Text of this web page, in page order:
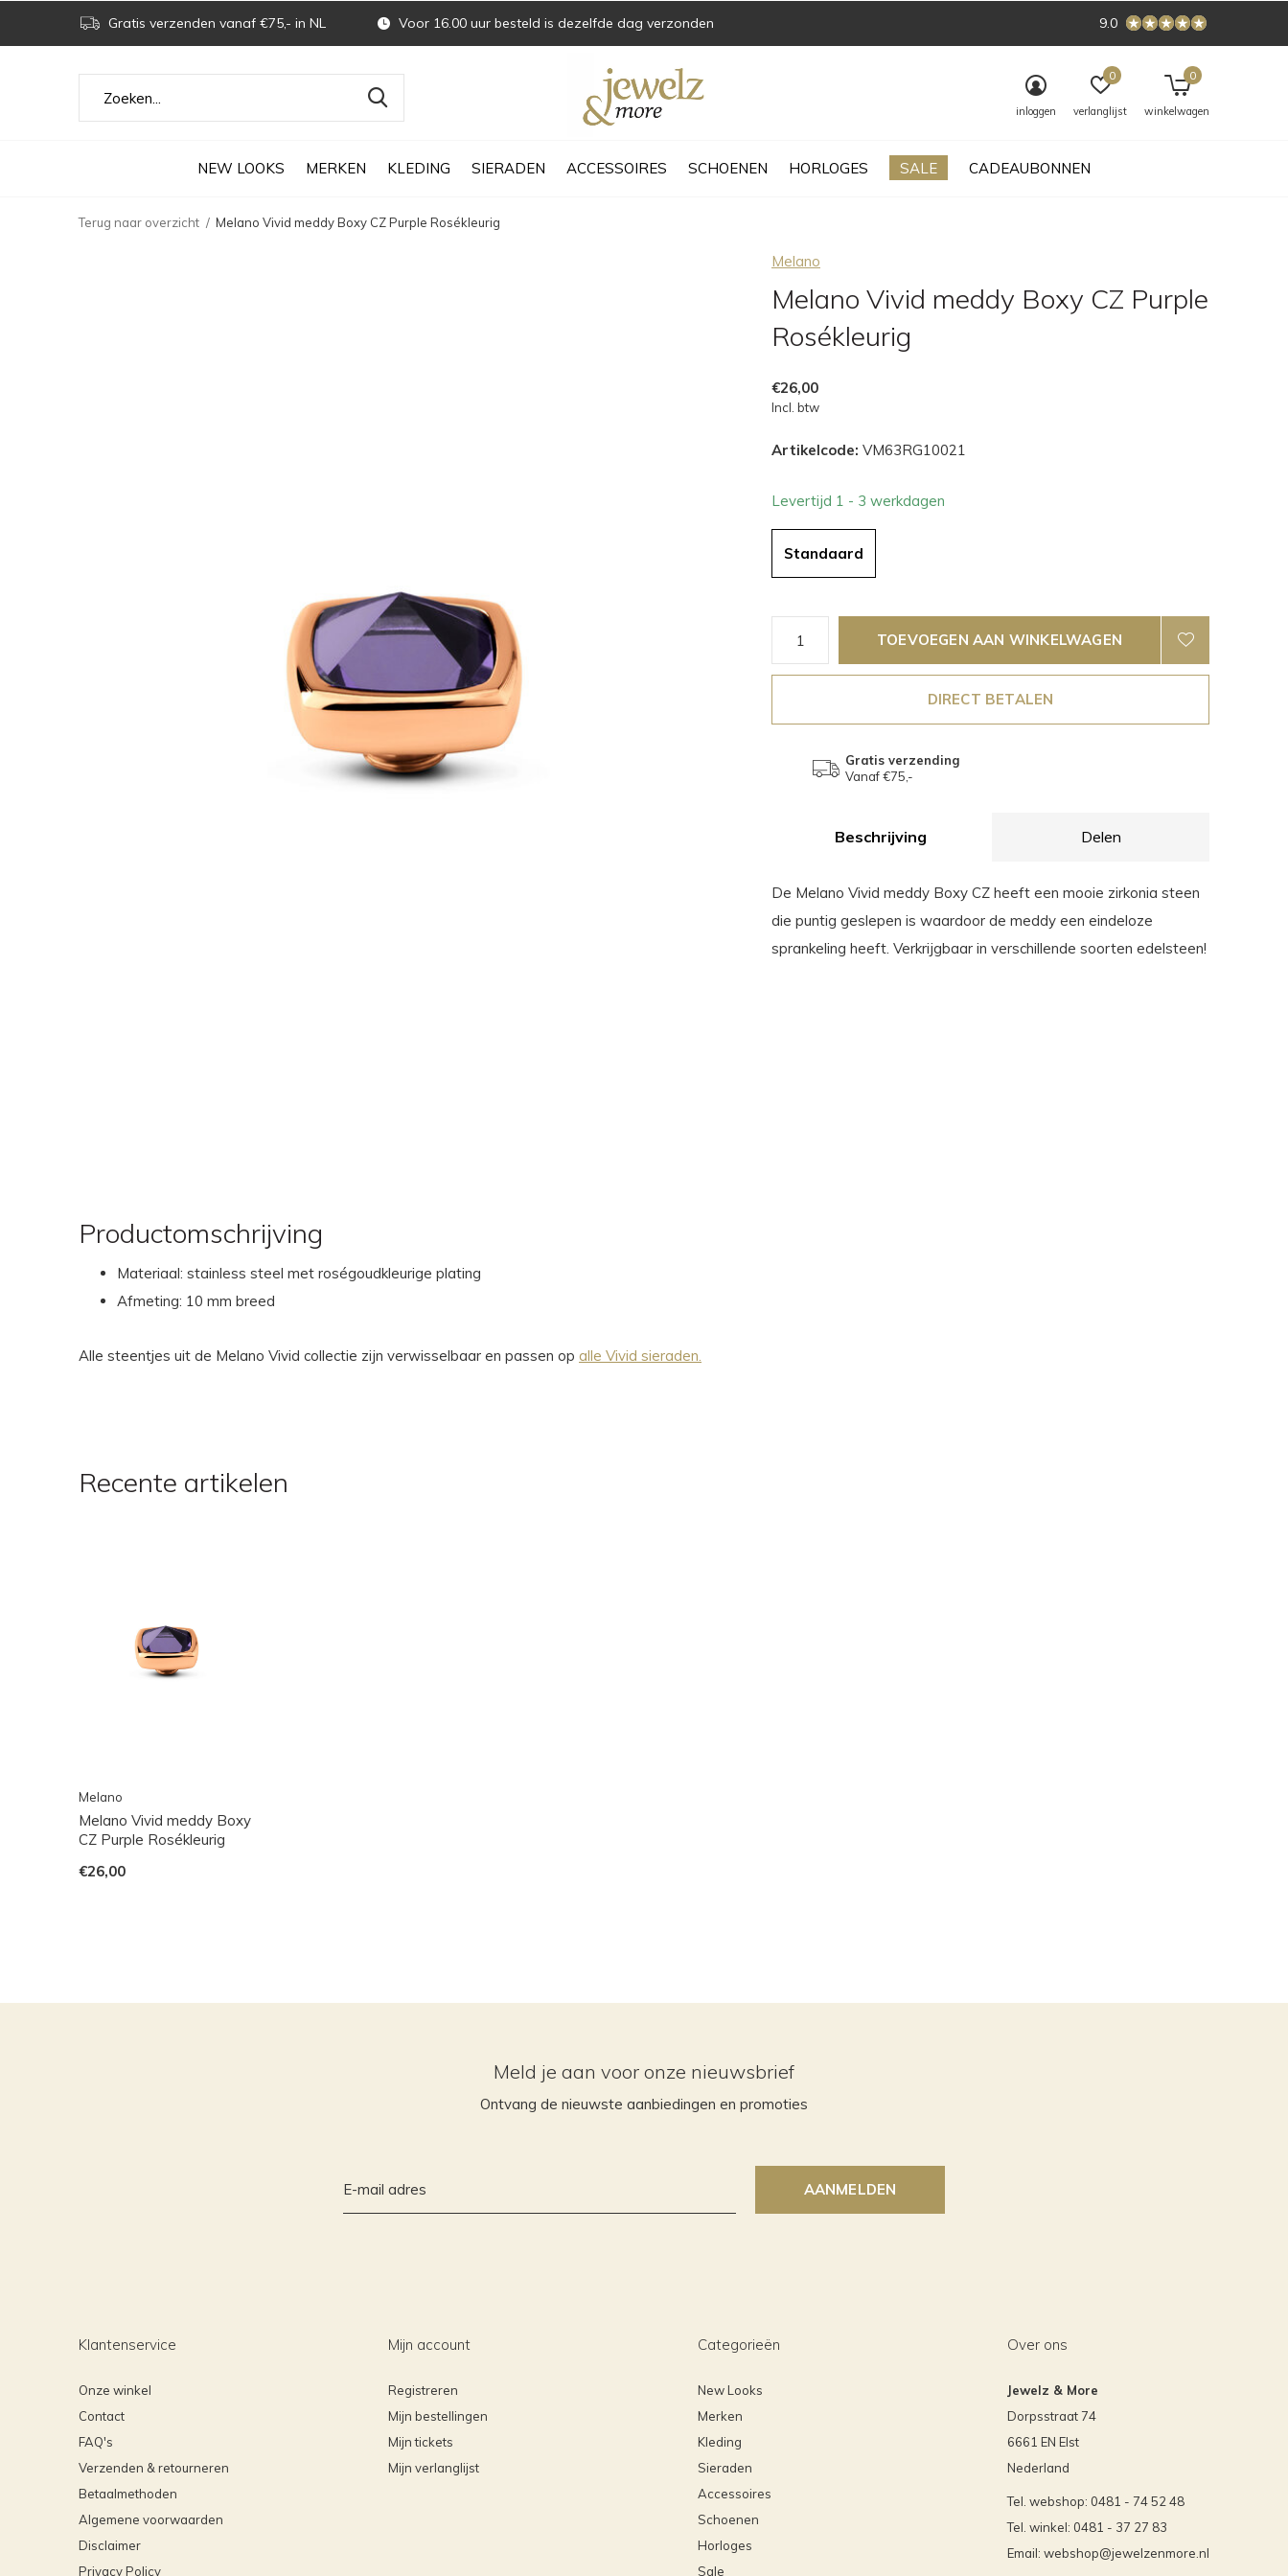
NEW LOOKS MERKEN KLEDING SIERADEN ACCESSOIRES SCHOENEN HORLOGES SALE CADEAUBONNEN
inloggen verlanglijst
0
winkelwagen
0
Gratis verzenden vanaf €75,- in NL Voor 16.00 uur besteld is dezelfde dag verzonden 9.0
Terug naar overzicht Melano Vivid meddy Boxy CZ Purple Rosékleurig
Melano
Melano Vivid meddy Boxy CZ Purple
Rosékleurig
€26,00
Incl. btw
Artikelcode: VM63RG10021
Levertijd 1 - 3 werkdagen
Standaard
TOEVOEGEN AAN WINKELWAGEN
DIRECT BETALEN
Gratis verzending
Vanaf €75,-
Beschrijving Delen
De Melano Vivid meddy Boxy CZ heeft een mooie zirkonia steen
die puntig geslepen is waardoor de meddy een eindeloze
sprankeling heeft. Verkrijgbaar in verschillende soorten edelsteen!
Productomschrijving
Materiaal: stainless steel met roségoudkleurige plating
Afmeting: 10 mm breed
Alle steentjes uit de Melano Vivid collectie zijn verwisselbaar en passen op alle Vivid sieraden.
Recente artikelen
Melano
Melano Vivid meddy Boxy
CZ Purple Rosékleurig
€26,00
Meld je aan voor onze nieuwsbrief
Ontvang de nieuwste aanbiedingen en promoties
AANMELDEN
Klantenservice
Onze winkel
Contact
FAQ's
Verzenden & retourneren
Betaalmethoden
Algemene voorwaarden
Disclaimer
Privacy Policy
Mijn account
Registreren
Mijn bestellingen
Mijn tickets
Mijn verlanglijst
Categorieën
New Looks
Merken
Kleding
Sieraden
Accessoires
Schoenen
Horloges
Sale
Over ons
Jewelz & More
Dorpsstraat 74
6661 EN Elst
Nederland
Tel. webshop: 0481 - 74 52 48
Tel. winkel: 0481 - 37 27 83
Email: webshop@jewelzenmore.nl